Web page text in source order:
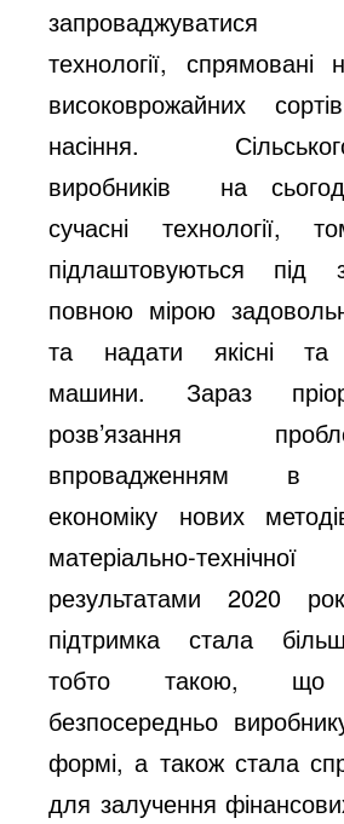
запроваджуватися
технології, спрямовані
високоврожайних
насіння.
виробників
на
сучасні технології,
підлаштовуються під
повною мірою
та надати якісні та
машини. Зараз
розв’язання
впровадженням в
економіку нових
матеріально-
результатами 2020
підтримка стала
тобто такою, що
безпосередньо
формі, а також стала
для залучення